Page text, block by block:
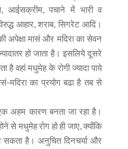
आईसक्रीम, पचाने में भारी व
आहार, शराब, सिगरेट आदि।
अपेक्षा मासं और मदिरा का सेवन
हो जाता है। इसलिये दूसरे
है वहां मधुमेह के रोगी ज्यादा पाये
का प्रयोग बढा है तब से
अहम कारण बनता जा रहा है।
से मधुमेह रोग हो ही जाए, क्योंकि
सकता है। अनुचित दिनचर्या और